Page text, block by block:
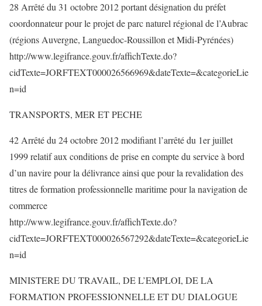
28 Arrêté du 31 octobre 2012 portant désignation du préfet
coordonnateur pour le projet de parc naturel régional de l’Aubrac
(régions Auvergne, Languedoc-Roussillon et Midi-Pyrénées)
http://www.legifrance.gouv.fr/affichTexte.do?
cidTexte=JORFTEXT000026566969&dateTexte=&categorieLie
n=id
TRANSPORTS, MER ET PECHE
42 Arrêté du 24 octobre 2012 modifiant l’arrêté du 1er juillet
1999 relatif aux conditions de prise en compte du service à bord
d’un navire pour la délivrance ainsi que pour la revalidation des
titres de formation professionnelle maritime pour la navigation de
commerce
http://www.legifrance.gouv.fr/affichTexte.do?
cidTexte=JORFTEXT000026567292&dateTexte=&categorieLie
n=id
MINISTERE DU TRAVAIL, DE L’EMPLOI, DE LA
FORMATION PROFESSIONNELLE ET DU DIALOGUE